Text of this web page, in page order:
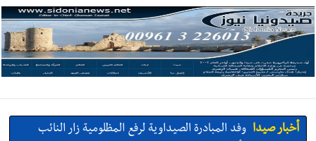
أخبار صيدا وفد المبادرة الصيداوية لرفع المظلومية زار النائب